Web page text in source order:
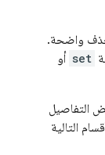
واضحة.
set أو
التفاصيل
التالية